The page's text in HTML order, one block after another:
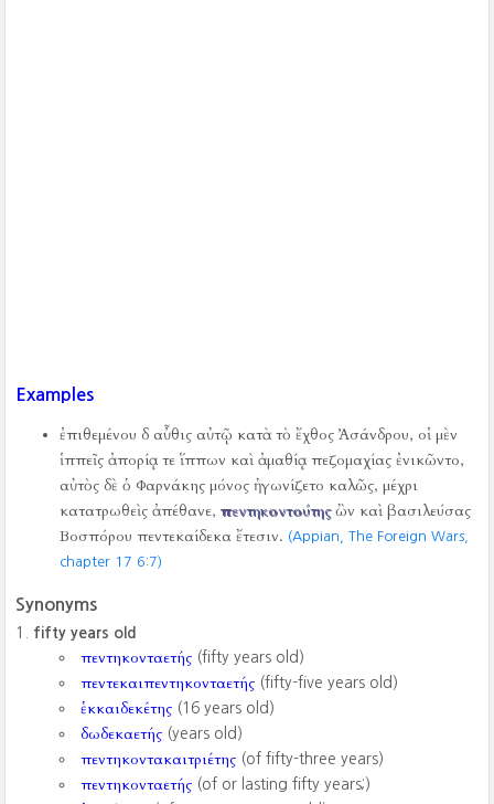
Examples
ἐπιθεμένου δ αὖθις αὐτῷ κατὰ τὸ ἔχθος Ἀσάνδρου, οἱ μὲν
ἱππεῖς ἀπορίᾳ τε ἵππων καὶ ἀμαθίᾳ πεζομαχίας ἐνικῶντο,
αὐτὸς δὲ ὁ Φαρνάκης μόνος ἠγωνίζετο καλῶς, μέχρι
κατατρωθεὶς ἀπέθανε,πεντηκοντούτηςὢν καὶ βασιλεύσας
Βοσπόρου πεντεκαίδεκα ἔτεσιν. (Appian, The Foreign Wars,
chapter 17 6:7)
Synonyms
fifty years old
πεντηκονταετής (fifty years old)
πεντεκαιπεντηκονταετής (fifty-five years old)
ἑκκαιδεκέτης (16 years old)
δωδεκαετής (years old)
πεντηκοντακαιτριέτης (of fifty-three years)
πεντηκονταετής (of or lasting fifty years;)